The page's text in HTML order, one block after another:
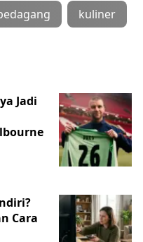
kuliner
Jadi
Cara